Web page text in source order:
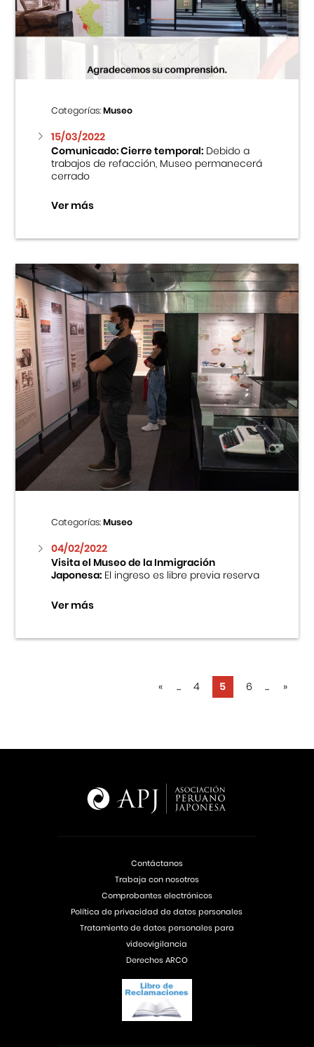
Categorías:Museo
15/03/2022
Comunicado: Cierre temporal:Debido a
trabajos de refacción, Museo permanecerá
cerrado
Ver más
Categorías:Museo
04/02/2022
Visita el Museo de la Inmigración
Japonesa:El ingreso es libre previa reserva
Ver más
« ... 4 5 6 ... »
Contáctanos
Trabaja con nosotros
Comprobantes electrónicos
Política de privacidad de datos personales
Tratamiento de datos personales para
videovigilancia
Derechos ARCO